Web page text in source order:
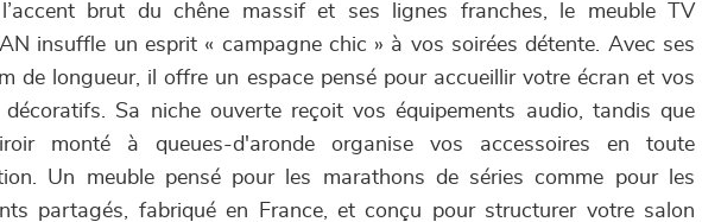
l’accent brut du chêne massif et ses lignes franches, le meuble TV
insuffle un esprit « campagne chic » à vos soirées détente. Avec ses
de longueur, il offre un espace pensé pour accueillir votre écran et vos
décoratifs. Sa niche ouverte reçoit vos équipements audio, tandis que
monté à queues-d'aronde organise vos accessoires en toute
Un meuble pensé pour les marathons de séries comme pour les
partagés, fabriqué en France, et conçu pour structurer votre salon